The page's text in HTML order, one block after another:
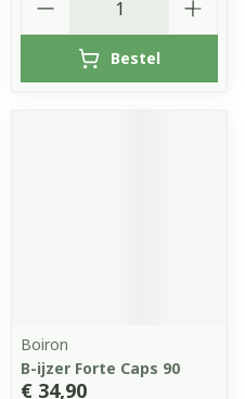
Bestel
Boiron
B-ijzer Forte Caps 90
€ 34,90